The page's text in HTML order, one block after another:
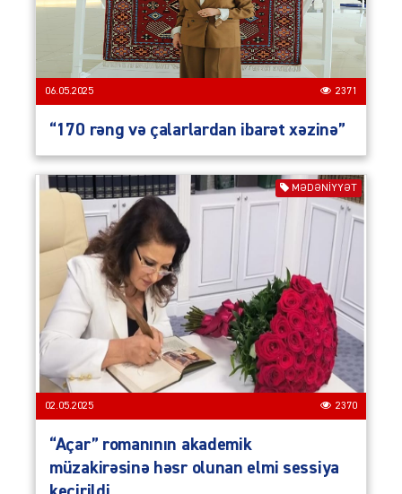
06.05.2025 2371
“170 rəng və çalarlardan ibarət xəzinə”
MƏDƏNİYYƏT
02.05.2025 2370
“Açar” romanının akademik
müzakirəsinə həsr olunan elmi sessiya